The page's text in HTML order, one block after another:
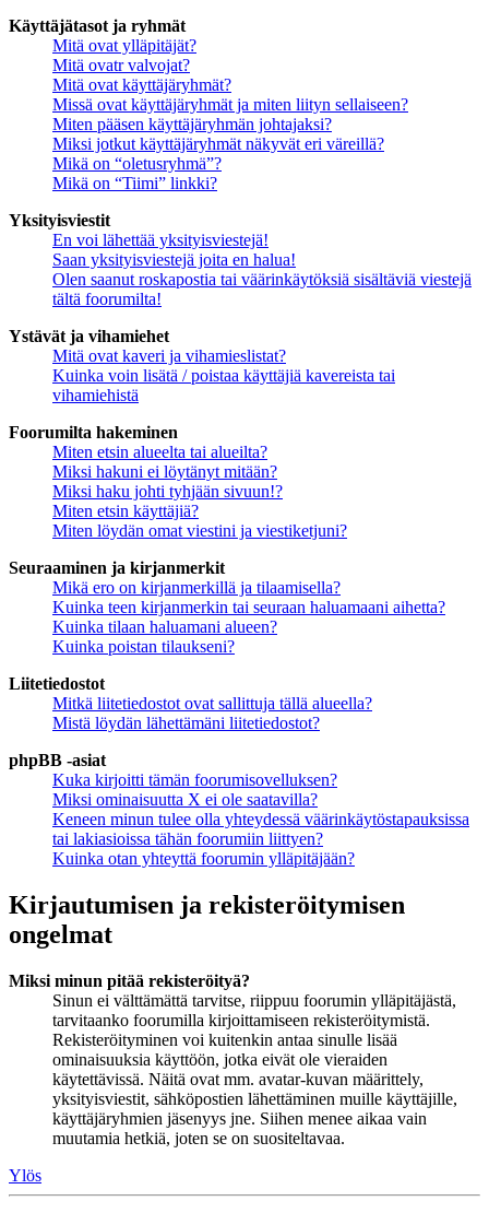
Käyttäjätasot ja ryhmät
Mitä ovat ylläpitäjät?
Mitä ovatr valvojat?
Mitä ovat käyttäjäryhmät?
Missä ovat käyttäjäryhmät ja miten liityn sellaiseen?
Miten pääsen käyttäjäryhmän johtajaksi?
Miksi jotkut käyttäjäryhmät näkyvät eri väreillä?
Mikä on “oletusryhmä”?
Mikä on “Tiimi” linkki?
Yksityisviestit
En voi lähettää yksityisviestejä!
Saan yksityisviestejä joita en halua!
Olen saanut roskapostia tai väärinkäytöksiä sisältäviä viestejä
tältä foorumilta!
Ystävät ja vihamiehet
Mitä ovat kaveri ja vihamieslistat?
Kuinka voin lisätä / poistaa käyttäjiä kavereista tai
vihamiehistä
Foorumilta hakeminen
Miten etsin alueelta tai alueilta?
Miksi hakuni ei löytänyt mitään?
Miksi haku johti tyhjään sivuun!?
Miten etsin käyttäjiä?
Miten löydän omat viestini ja viestiketjuni?
Seuraaminen ja kirjanmerkit
Mikä ero on kirjanmerkillä ja tilaamisella?
Kuinka teen kirjanmerkin tai seuraan haluamaani aihetta?
Kuinka tilaan haluamani alueen?
Kuinka poistan tilaukseni?
Liitetiedostot
Mitkä liitetiedostot ovat sallittuja tällä alueella?
Mistä löydän lähettämäni liitetiedostot?
phpBB -asiat
Kuka kirjoitti tämän foorumisovelluksen?
Miksi ominaisuutta X ei ole saatavilla?
Keneen minun tulee olla yhteydessä väärinkäytöstapauksissa
tai lakiasioissa tähän foorumiin liittyen?
Kuinka otan yhteyttä foorumin ylläpitäjään?
Kirjautumisen ja rekisteröitymisen
ongelmat
Miksi minun pitää rekisteröityä?
Sinun ei välttämättä tarvitse, riippuu foorumin ylläpitäjästä,
tarvitaanko foorumilla kirjoittamiseen rekisteröitymistä.
Rekisteröityminen voi kuitenkin antaa sinulle lisää
ominaisuuksia käyttöön, jotka eivät ole vieraiden
käytettävissä. Näitä ovat mm. avatar-kuvan määrittely,
yksityisviestit, sähköpostien lähettäminen muille käyttäjille,
käyttäjäryhmien jäsenyys jne. Siihen menee aikaa vain
muutamia hetkiä, joten se on suositeltavaa.
Ylös